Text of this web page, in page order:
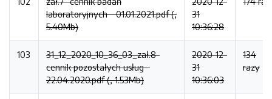
laboratoryjnych - 01.01.2021.pdf (,
5.40Mb)
31
10:36:28
103
31_12_2020_10_36_03_zał.8-
cennik pozostałych usług -
22.04.2020.pdf (, 1.53Mb)
2020-12-
31
10:36:03
134
razy